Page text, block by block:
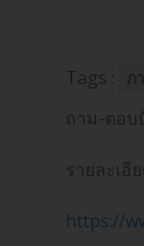
Tags : ภ
ถาม-ตอบ
รายละเอี
https://